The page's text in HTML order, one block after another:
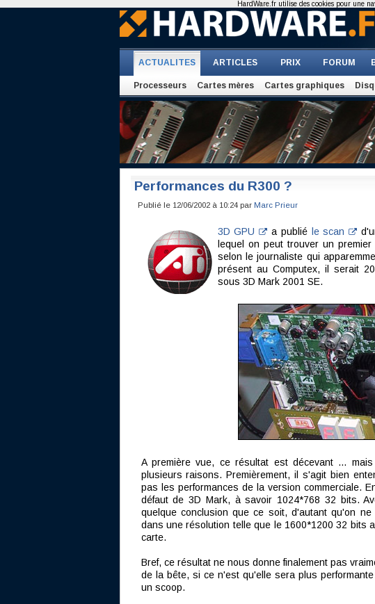
ACTUALITES ARTICLES PRIX FORUM
Processeurs Cartes mères Cartes graphiques
Performances du R300 ?
Publié le 12/06/2002 à 10:24 par Marc Prieur
3D GPU a publié le scan
lequel on peut trouver un
selon le journaliste qui
présent au Computex, il serait
sous 3D Mark 2001 SE.
A première vue, ce résultat est décevant ...
plusieurs raisons. Premièrement, il s'agit bien
pas les performances de la version commerciale.
défaut de 3D Mark, à savoir 1024*768 32 bits.
quelque conclusion que ce soit, d'autant qu'on
dans une résolution telle que le 1600*1200 32 bits
carte.
Bref, ce résultat ne nous donne finalement pas
de la bête, si ce n'est qu'elle sera plus
un scoop.
HardWare.fr utilise des cookies pour une